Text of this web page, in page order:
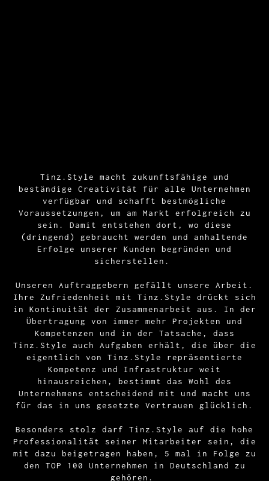
Tinz.Style macht zukunftsfähige und
beständige Creativität für alle Unternehmen
verfügbar und schafft bestmögliche
Voraussetzungen, um am Markt erfolgreich zu
sein. Damit entstehen dort, wo diese
(dringend) gebraucht werden und anhaltende
Erfolge unserer Kunden begründen und
sicherstellen.
Unseren Auftraggebern gefällt unsere Arbeit.
Ihre Zufriedenheit mit Tinz.Style drückt sich
in Kontinuität der Zusammenarbeit aus. In der
Übertragung von immer mehr Projekten und
Kompetenzen und in der Tatsache, dass
Tinz.Style auch Aufgaben erhält, die über die
eigentlich von Tinz.Style repräsentierte
Kompetenz und Infrastruktur weit
hinausreichen, bestimmt das Wohl des
Unternehmens entscheidend mit und macht uns
für das in uns gesetzte Vertrauen glücklich.
Besonders stolz darf Tinz.Style auf die hohe
Professionalität seiner Mitarbeiter sein, die
mit dazu beigetragen haben, 5 mal in Folge zu
den TOP 100 Unternehmen in Deutschland zu
gehören.